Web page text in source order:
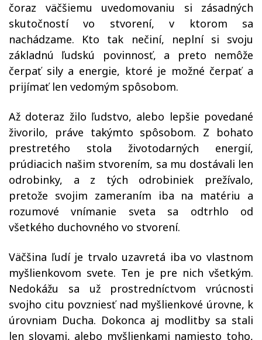
čoraz väčšiemu uvedomovaniu si zásadných
skutočností vo stvorení, v ktorom sa
nachádzame. Kto tak nečiní, neplní si svoju
základnú ľudskú povinnosť, a preto nemôže
čerpať sily a energie, ktoré je možné čerpať a
prijímať len vedomým spôsobom.
Až doteraz žilo ľudstvo, alebo lepšie povedané
živorilo, práve takýmto spôsobom. Z bohato
prestretého stola životodarných energií,
prúdiacich našim stvorením, sa mu dostávali len
odrobinky, a z tých odrobiniek prežívalo,
pretože svojim zameraním iba na matériu a
rozumové vnímanie sveta sa odtrhlo od
všetkého duchovného vo stvorení.
Väčšina ľudí je trvalo uzavretá iba vo vlastnom
myšlienkovom svete. Ten je pre nich všetkým.
Nedokážu sa už prostredníctvom vrúcnosti
svojho citu povzniesť nad myšlienkové úrovne, k
úrovniam Ducha. Dokonca aj modlitby sa stali
len slovami, alebo myšlienkami namiesto toho,